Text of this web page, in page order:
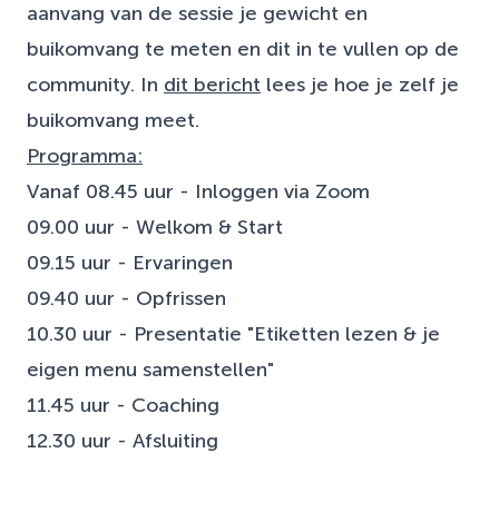
aanvang van de sessie je gewicht en
buikomvang te meten en dit in te vullen op de
community. In dit bericht lees je hoe je zelf je
buikomvang meet.
Programma:
Vanaf 08.45 uur - Inloggen via Zoom
09.00 uur - Welkom & Start
09.15 uur - Ervaringen
09.40 uur - Opfrissen
10.30 uur - Presentatie "Etiketten lezen & je
eigen menu samenstellen"
11.45 uur - Coaching
12.30 uur - Afsluiting